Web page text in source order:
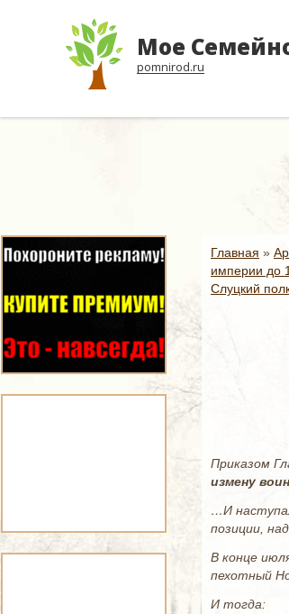
Мое
pomnirod.ru
Главная »
империи до
Слуцкий
Приказом
измену
…И
позиции,
В конце
пехотный
И тогда: